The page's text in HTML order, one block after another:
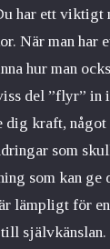
har ett viktigt
När man har
hur man
del ”flyr” in
kraft, något
som
som kan
lämpligt för